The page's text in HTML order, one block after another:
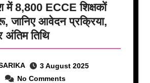
में 8,800 ECCE शिक्षकों
जानिए आवेदन प्रक्रिया,
अंतिम तिथि
3 August 2025
No Comments